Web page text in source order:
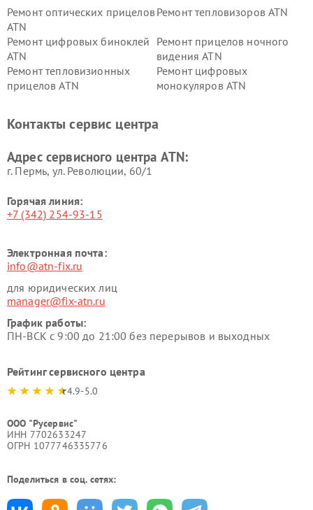
Ремонт оптических прицелов
ATN
Ремонт тепловизоров ATN
Ремонт цифровых биноклей
ATN
Ремонт прицелов ночного
видения ATN
Ремонт тепловизионных
прицелов ATN
Ремонт цифровых
монокуляров ATN
Контакты сервис центра
Адрес сервисного центра ATN:
г. Пермь, ул. ​Революции, 60/1
Горячая линия:
+7 (342) 254-93-15
Электронная почта:
info@atn-fix.ru
для юридических лиц
manager@fix-atn.ru
График работы:
ПН-ВСК с 9:00 до 21:00 без перерывов и выходных
Рейтинг сервисного центра
4.9-5.0
ООО "Русервис"
ИНН 7702633247
ОГРН 1077746335776
Поделиться в соц. сетях: